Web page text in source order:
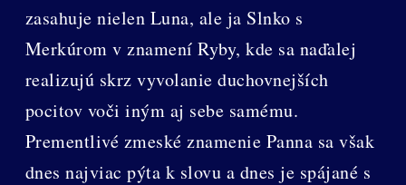
zasahuje nielen Luna, ale ja Slnko s
Merkúrom v znamení Ryby, kde sa naďalej
realizujú skrz vyvolanie duchovnejších
pocitov voči iným aj sebe samému.
Prementlivé zmeské znamenie Panna sa však
dnes najviac pýta k slovu a dnes je spájané s